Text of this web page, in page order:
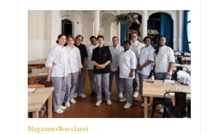
Magazine•Non classé